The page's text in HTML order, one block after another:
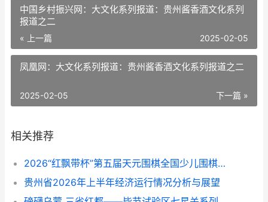
中国乡村振兴网：大文化系列报道：贵州酱香酒文化系列
报道之二
« 上一篇 2025-02-05
凤凰网：大文化系列报道：贵州酱香酒文化系列报道之二
下一篇 »
2025-02-05
相关推荐
​​​​​​​2026“红飘带杯”第五届天元围棋全国少儿围棋公开赛在贵阳开幕
贵州省2026年上半年经济运行情况分析与展望